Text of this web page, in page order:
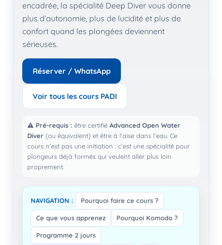
encadrée, la spécialité Deep Diver vous donne
plus d’autonomie, plus de lucidité et plus de
confort quand les plongées deviennent
sérieuses.
Réserver / WhatsApp
Voir tous les cours PADI
⚠️ Pré-requis : être certifié Advanced Open Water
Diver (ou équivalent) et être à l’aise dans l’eau. Ce
cours n’est pas une initiation : c’est une spécialité pour
plongeurs déjà formés qui veulent aller plus loin
proprement.
NAVIGATION : Pourquoi faire ce cours ?
Ce que vous apprenez Pourquoi Komodo ?
Programme 2 jours